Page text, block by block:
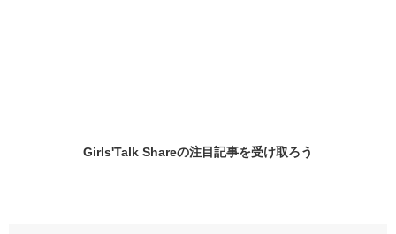
Girls'Talk Shareの注目記事を受け取ろう